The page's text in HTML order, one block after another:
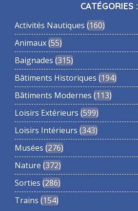
CATÉGORIES :
Activités Nautiques 160
Animaux 55
Baignades 315
Bâtiments Historiques 194
Bâtiments Modernes 113
Loisirs Extérieurs 599
Loisirs Intérieurs 343
Musées 276
Nature 372
Sorties 286
Trains 154